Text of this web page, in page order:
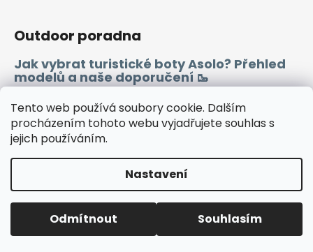
Tento web používá soubory cookie. Dalším
procházením tohoto webu vyjadřujete souhlas s
jejich používáním.
Nastavení
Odmítnout Souhlasím
Outdoor poradna
Jak vybrat turistické boty Asolo? Přehled
modelů a naše doporučení 🥾
Copyright 2026WINDSPORT . Všechna práva vyhrazena.